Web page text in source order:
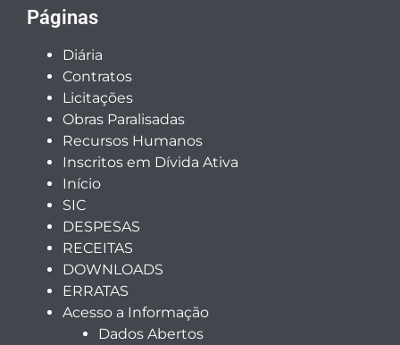
Páginas
Diária
Contratos
Licitações
Obras Paralisadas
Recursos Humanos
Inscritos em Dívida Ativa
Início
SIC
DESPESAS
RECEITAS
DOWNLOADS
ERRATAS
Acesso a Informação
Dados Abertos